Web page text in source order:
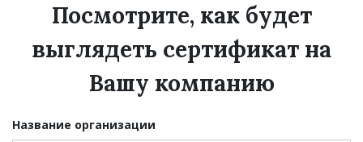
Посмотрите, как будет
выглядеть сертификат на
Вашу компанию
Название организации